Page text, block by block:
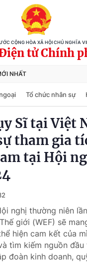
CỘNG HÒA XÃ HỘI CHỦ NGHĨA
tử Chính
NHẤT
Tổ chức nhân sự
Sĩ tại Việt
tham gia
tại Hội
nghị thường niên
giới (WEF) sẽ
hiện cam kết của
tìm kiếm nguồn đầu
đoàn kinh doanh,